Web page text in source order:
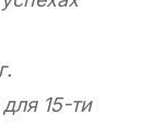
15-ти